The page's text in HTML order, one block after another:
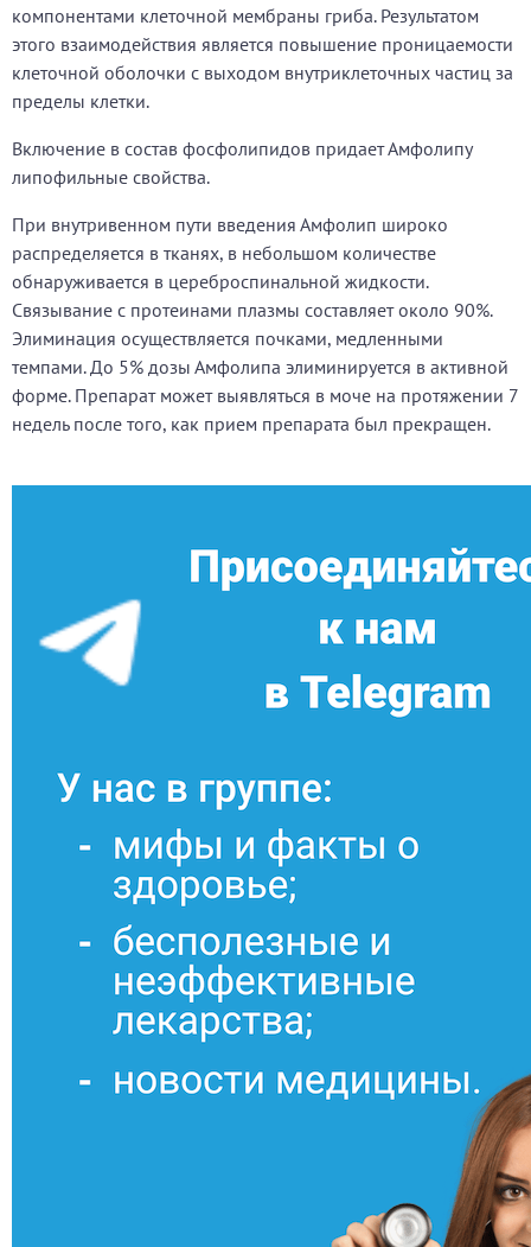
компонентами клеточной мембраны гриба. Результатом
этого взаимодействия является повышение проницаемости
клеточной оболочки с выходом внутриклеточных частиц за
пределы клетки.
Включение в состав фосфолипидов придает Амфолипу
липофильные свойства.
При внутривенном пути введения Амфолип широко
распределяется в тканях, в небольшом количестве
обнаруживается в цереброспинальной жидкости.
Связывание с протеинами плазмы составляет около 90%.
Элиминация осуществляется почками, медленными
темпами. До 5% дозы Амфолипа элиминируется в активной
форме. Препарат может выявляться в моче на протяжении 7
недель после того, как прием препарата был прекращен.